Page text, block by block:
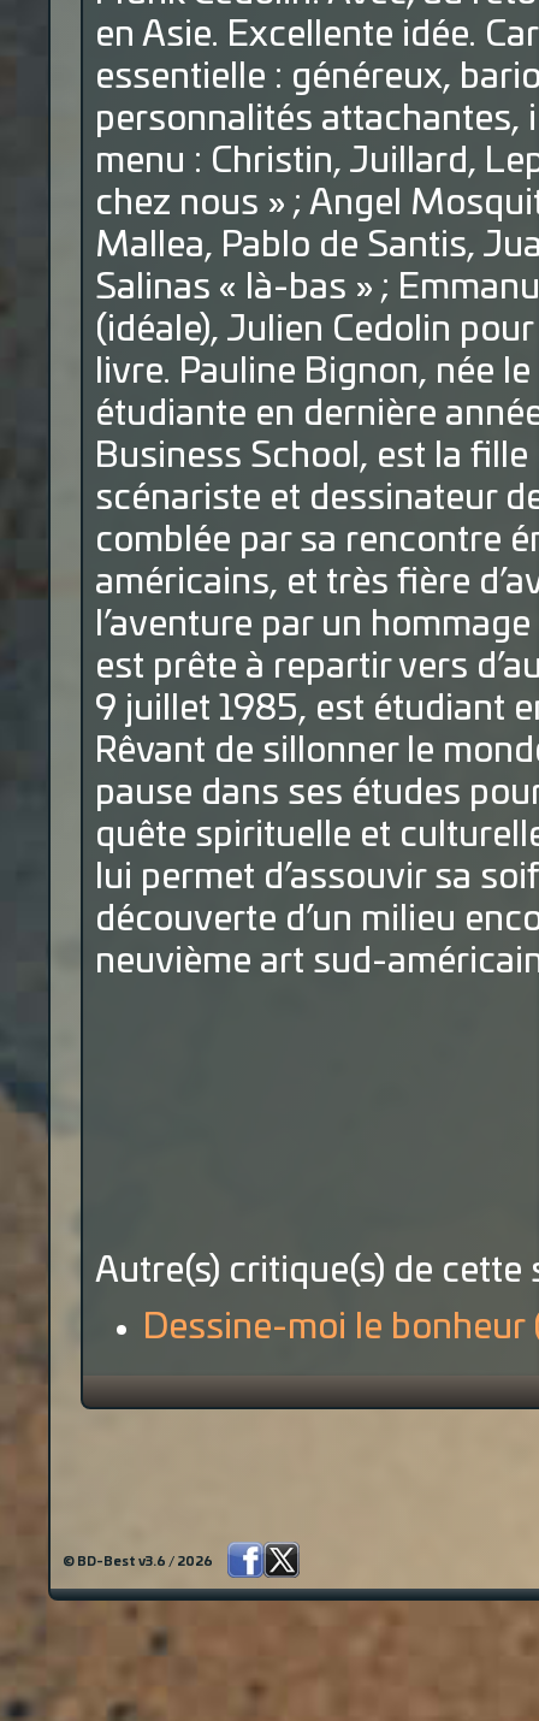
en Asie. Excellente idée.
essentielle : généreux,
personnalités attachantes,
menu : Christin, Juillard,
chez nous » ; Angel
Mallea, Pablo de Santis,
Salinas « là-bas » ;
(idéale), Julien Cedolin
livre. Pauline Bignon, née
étudiante en dernière
Business School, est la
scénariste et dessinateur
comblée par sa rencontre
américains, et très fière
l’aventure par un
est prête à repartir vers
9 juillet 1985, est étudiant
Rêvant de sillonner le
pause dans ses études
quête spirituelle et
lui permet d’assouvir sa
découverte d’un milieu
neuvième art sud-
Autre(s) critique(s) de cette
Dessine-moi le bonheur
© BD-Best v3.6 / 2026